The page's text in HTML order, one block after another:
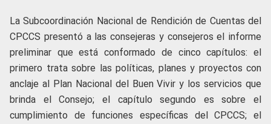
La Subcoordinación Nacional de Rendición de Cuentas del
CPCCS presentó a las consejeras y consejeros el informe
preliminar que está conformado de cinco capítulos: el
primero trata sobre las políticas, planes y proyectos con
anclaje al Plan Nacional del Buen Vivir y los servicios que
brinda el Consejo; el capítulo segundo es sobre el
cumplimiento de funciones específicas del CPCCS; el